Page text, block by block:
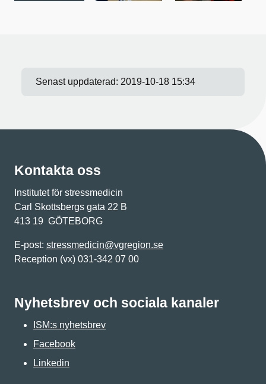
Senast uppdaterad: 2019-10-18 15:34
Kontakta oss
Institutet för stressmedicin
Carl Skottsbergs gata 22 B
413 19 GÖTEBORG
E-post: stressmedicin@vgregion.se
Reception (vx) 031-342 07 00
Nyhetsbrev och sociala kanaler
ISM:s nyhetsbrev
Facebook
Linkedin